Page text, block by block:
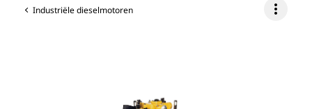
Industriële dieselmotoren more_vert